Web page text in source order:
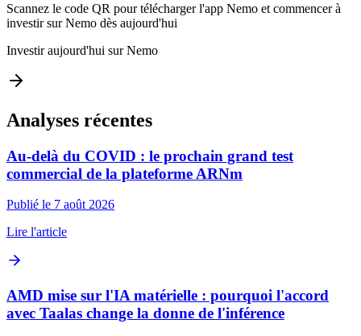
Scannez le code QR pour télécharger l'app Nemo et commencer à
investir sur Nemo dès aujourd'hui
Investir aujourd'hui sur Nemo
Analyses récentes
Au-delà du COVID : le prochain grand test
commercial de la plateforme ARNm
Publié le 7 août 2026
Lire l'article
AMD mise sur l'IA matérielle : pourquoi l'accord
avec Taalas change la donne de l'inférence